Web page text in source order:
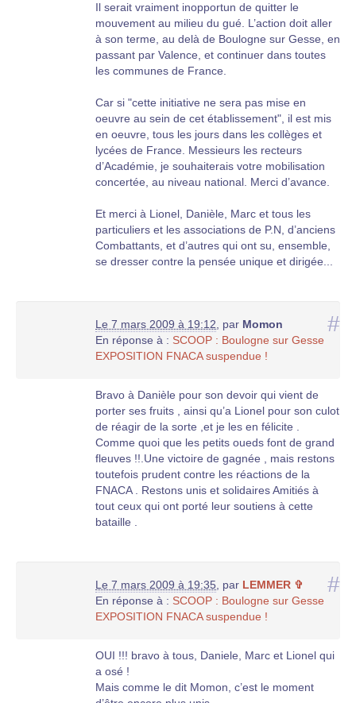
Il serait vraiment inopportun de quitter le
mouvement au milieu du gué. L’action doit aller
à son terme, au delà de Boulogne sur Gesse, en
passant par Valence, et continuer dans toutes
les communes de France.
Car si "cette initiative ne sera pas mise en
oeuvre au sein de cet établissement", il est mis
en oeuvre, tous les jours dans les collèges et
lycées de France. Messieurs les recteurs
d’Académie, je souhaiterais votre mobilisation
concertée, au niveau national. Merci d’avance.
Et merci à Lionel, Danièle, Marc et tous les
particuliers et les associations de P.N, d’anciens
Combattants, et d’autres qui ont su, ensemble,
se dresser contre la pensée unique et dirigée...
#
Le 7 mars 2009 à 19:12, par Momon
En réponse à : SCOOP : Boulogne sur Gesse
EXPOSITION FNACA suspendue !
Bravo à Danièle pour son devoir qui vient de
porter ses fruits , ainsi qu’a Lionel pour son culot
de réagir de la sorte ,et je les en félicite .
Comme quoi que les petits oueds font de grand
fleuves !!.Une victoire de gagnée , mais restons
toutefois prudent contre les réactions de la
FNACA . Restons unis et solidaires Amitiés à
tout ceux qui ont porté leur soutiens à cette
bataille .
#
Le 7 mars 2009 à 19:35, par LEMMER ✞
En réponse à : SCOOP : Boulogne sur Gesse
EXPOSITION FNACA suspendue !
OUI !!! bravo à tous, Daniele, Marc et Lionel qui
a osé !
Mais comme le dit Momon, c’est le moment